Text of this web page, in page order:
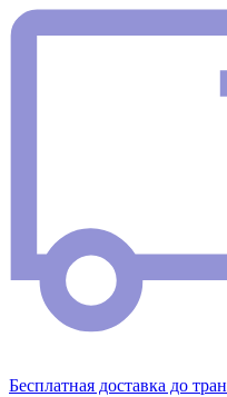
Бесплатная доставка до